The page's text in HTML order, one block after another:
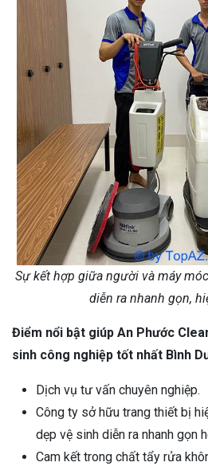
Sự kết hợp giữa người và máy
diễn ra nhanh gọn,
Điểm nổi bật giúp An Phước
sinh công nghiệp tốt nhất Bình
Dịch vụ tư vấn chuyên nghiệp.
Công ty sở hữu trang thiết bị
dẹp vệ sinh diễn ra nhanh gọn
Cam kết trong chất tẩy rửa